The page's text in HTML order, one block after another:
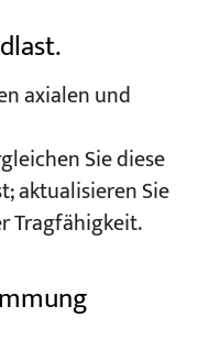
axialen und
Sie diese
aktualisieren Sie
Tragfähigkeit.